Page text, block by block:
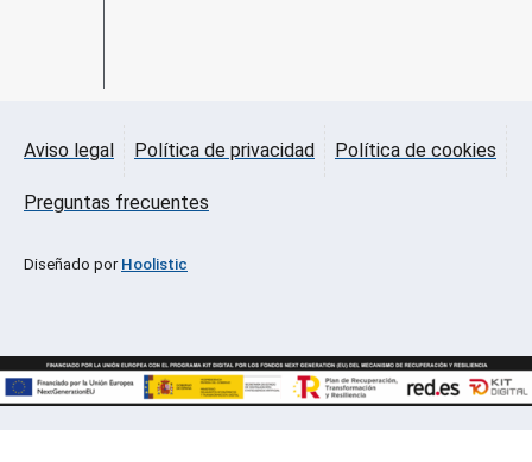
Aviso legal Política de privacidad Política de cookies
Preguntas frecuentes
Diseñado por Hoolistic